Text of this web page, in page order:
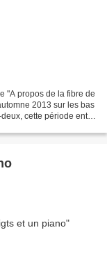
"A propos de la fibre de
2013 sur les bas
cette période entre